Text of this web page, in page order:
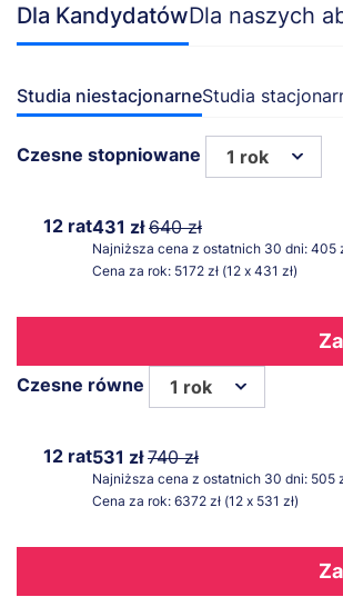
Dla KandydatówDla naszych
Studia niestacjonarneStudia
Czesne stopniowane 1 rok
12 rat431 zł640 zł
Najniższa cena z ostatnich 30 dni: 405
Cena za rok: 5172 zł (12 x 431 zł)
Czesne równe 1 rok
12 rat531 zł740 zł
Najniższa cena z ostatnich 30 dni: 505
Cena za rok: 6372 zł (12 x 531 zł)